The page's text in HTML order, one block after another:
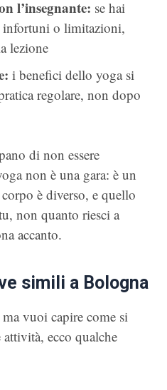
l’insegnante: se hai
o limitazioni,
lezione
i benefici dello yoga si
regolare, non dopo
di non essere
non è una gara: è un
è diverso, e quello
non quanto riesci a
accanto.
simili a Bologna
vuoi capire come si
ecco qualche